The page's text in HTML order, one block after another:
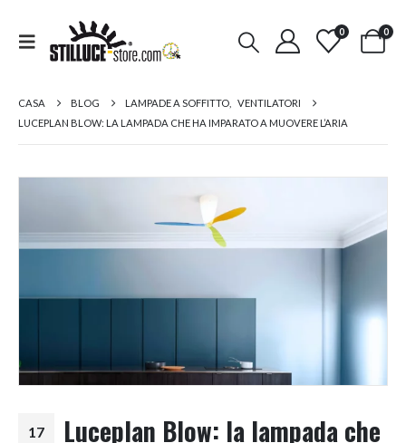
0 0
CASA BLOG LAMPADE A SOFFITTO
VENTILATORI
LUCEPLAN BLOW: LA LAMPADA CHE HA IMPARATO A MUOVERE L’ARIA
17
Luceplan Blow: la lampada che